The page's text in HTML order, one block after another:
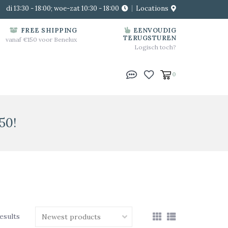
di 13:30 - 18:00; woe-zat 10:30 - 18:00 Locations
FREE SHIPPING
vanaf €150 voor Benelux
EENVOUDIG
TERUGSTUREN
Logisch toch?
0